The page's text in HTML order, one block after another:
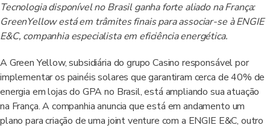
Tecnologia disponível no Brasil ganha forte aliado na França:
GreenYellow está em trâmites finais para associar-se à ENGIE
E&C, companhia especialista em eficiência energética.
A Green Yellow, subsidiária do grupo Casino responsável por
implementar os painéis solares que garantiram cerca de 40% de
energia em lojas do GPA no Brasil, está ampliando sua atuação
na França. A companhia anuncia que está em andamento um
plano para criação de uma joint venture com a ENGIE E&C, outro